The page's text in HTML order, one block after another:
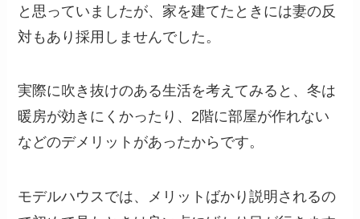
と思っていましたが、家を建てたときには妻の反
対もあり採用しませんでした。
実際に吹き抜けのある生活を考えてみると、冬は
暖房が効きにくかったり、2階に部屋が作れない
などのデメリットがあったからです。
モデルハウスでは、メリットばかり説明されるの